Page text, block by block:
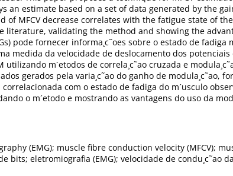
estimate based on a set of data generated by the
of MFCV decrease correlates with the fatigue state of the
validating the method and showing the
pode fornecer informa¸c˜oes sobre o estado de fadiga
medida da velocidade de deslocamento dos potenciais
m´etodos de correla¸c˜ao cruzada e
gerados pela varia¸c˜ao do ganho de modula¸c˜ao,
com o estado de fadiga do m´usculo
o m´etodo e mostrando as vantagens do uso da
(EMG); muscle fibre conduction velocity (MFCV);
bits; eletromiografia (EMG); velocidade de condu¸c˜ao